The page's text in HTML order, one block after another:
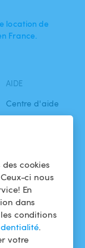
cookies
ci nous
En
dans
conditions
.
votre
location de
France.
AIDE
Centre d'aide
confidentialité
Mentions légales
L'APP